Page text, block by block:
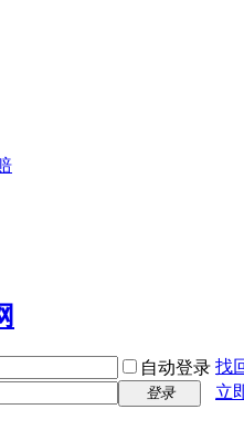
自动登录 找
登录
立